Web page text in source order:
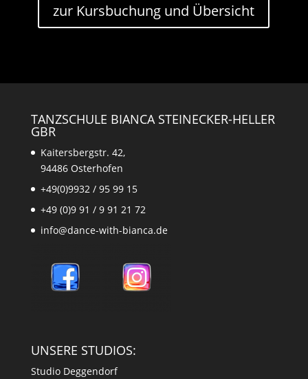
zur Kursbuchung und Übersicht
TANZSCHULE BIANCA STEINECKER-HELLER
GBR
Kaitersbergstr. 42,
94486 Osterhofen
+49(0)9932 / 95 99 15
+49 (0)9 91 / 9 91 21 72
info@dance-with-bianca.de
UNSERE STUDIOS:
Studio Deggendorf